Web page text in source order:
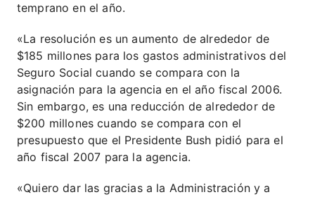
temprano en el año.
«La resolución es un aumento de alrededor de
$185 millones para los gastos administrativos del
Seguro Social cuando se compara con la
asignación para la agencia en el año fiscal 2006.
Sin embargo, es una reducción de alrededor de
$200 millones cuando se compara con el
presupuesto que el Presidente Bush pidió para el
año fiscal 2007 para la agencia.
«Quiero dar las gracias a la Administración y a